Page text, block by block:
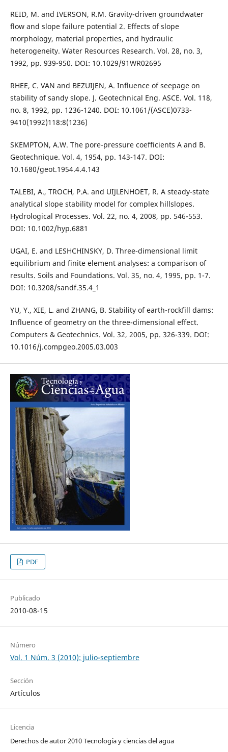
REID, M. and IVERSON, R.M. Gravity-driven groundwater
flow and slope failure potential 2. Effects of slope
morphology, material properties, and hydraulic
heterogeneity. Water Resources Research. Vol. 28, no. 3,
1992, pp. 939-950. DOI: 10.1029/91WR02695
RHEE, C. VAN and BEZUIJEN, A. Influence of seepage on
stability of sandy slope. J. Geotechnical Eng. ASCE. Vol. 118,
no. 8, 1992, pp. 1236-1240. DOI: 10.1061/(ASCE)0733-
9410(1992)118:8(1236)
SKEMPTON, A.W. The pore-pressure coefficients A and B.
Geotechnique. Vol. 4, 1954, pp. 143-147. DOI:
10.1680/geot.1954.4.4.143
TALEBI, A., TROCH, P.A. and UIJLENHOET, R. A steady-state
analytical slope stability model for complex hillslopes.
Hydrological Processes. Vol. 22, no. 4, 2008, pp. 546-553.
DOI: 10.1002/hyp.6881
UGAI, E. and LESHCHINSKY, D. Three-dimensional limit
equilibrium and finite element analyses: a comparison of
results. Soils and Foundations. Vol. 35, no. 4, 1995, pp. 1-7.
DOI: 10.3208/sandf.35.4_1
YU, Y., XIE, L. and ZHANG, B. Stability of earth-rockfill dams:
Influence of geometry on the three-dimensional effect.
Computers & Geotechnics. Vol. 32, 2005, pp. 326-339. DOI:
10.1016/j.compgeo.2005.03.003
PDF
Publicado
2010-08-15
Número
Vol. 1 Núm. 3 (2010): julio-septiembre
Sección
Artículos
Licencia
Derechos de autor 2010 Tecnología y ciencias del agua